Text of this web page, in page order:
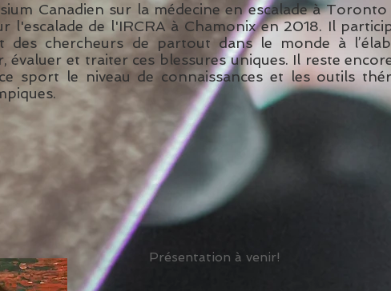
Canadien sur la médecine en escalade à
l'escalade de l'IRCRA à Chamonix en 2018. Il
des chercheurs de partout dans le monde à
évaluer et traiter ces blessures uniques. Il reste
sport le niveau de connaissances et les outils
Présentation à venir!